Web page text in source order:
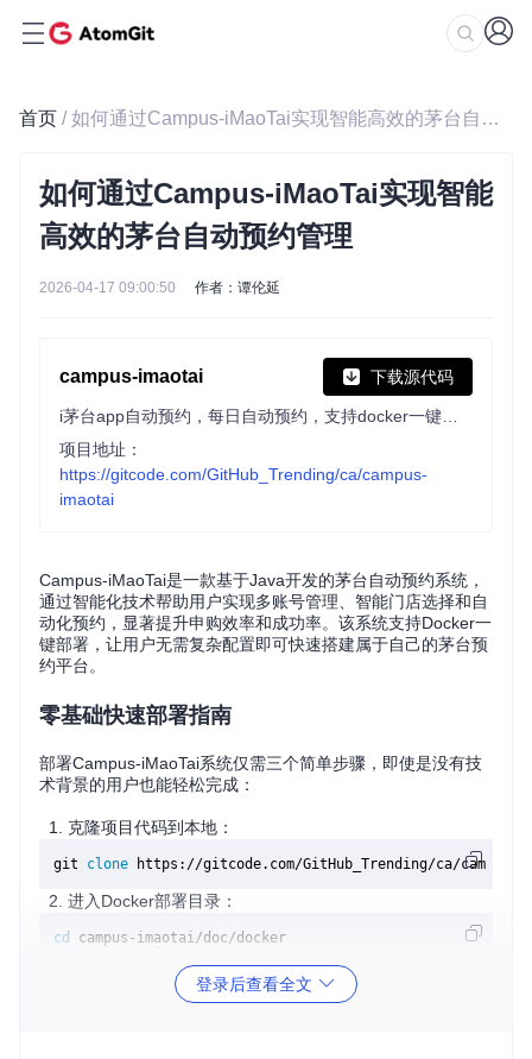
首页 / 如何通过Campus-iMaoTai实现智能高效的茅台自动预约管理
如何通过Campus-iMaoTai实现智能
高效的茅台自动预约管理
2026-04-17 09:00:50 作者：谭伦延
campus-imaotai 下载源代码
项目地址：
https://gitcode.com/GitHub_Trending/ca/campus-
imaotai
Campus-iMaoTai是一款基于Java开发的茅台自动预约系统，
通过智能化技术帮助用户实现多账号管理、智能门店选择和自
动化预约，显著提升申购效率和成功率。该系统支持Docker一
键部署，让用户无需复杂配置即可快速搭建属于自己的茅台预
约平台。
零基础快速部署指南
部署Campus-iMaoTai系统仅需三个简单步骤，即使是没有技
术背景的用户也能轻松完成：
克隆项目代码到本地：
git clone
进入Docker部署目录：
cd
启动所有服务组件：登录后查看全文